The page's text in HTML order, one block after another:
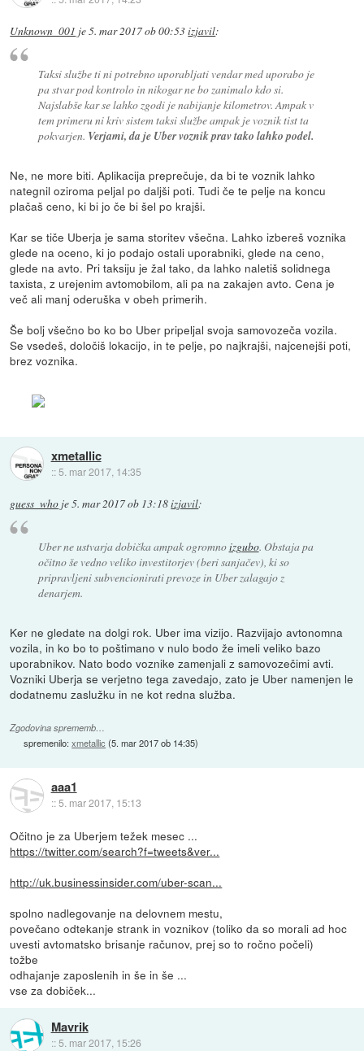
Unknown_001 je5. mar 2017 ob 00:53izjavil:
Taksi službe ti ni potrebno uporabljati vendar med uporabo je
pa stvar pod kontrolo in nikogar ne bo zanimalo kdo si.
Najslabše kar se lahko zgodi je nabijanje kilometrov. Ampak v
tem primeru ni kriv sistem taksi službe ampak je voznik tist ta
pokvarjen. Verjami, da je Uber voznik prav tako lahko podel.
Ne, ne more biti. Aplikacija preprečuje, da bi te voznik lahko
nategnil oziroma peljal po daljši poti. Tudi če te pelje na koncu
plačaš ceno, ki bi jo če bi šel po krajši.
Kar se tiče Uberja je sama storitev všečna. Lahko izbereš voznika
glede na oceno, ki jo podajo ostali uporabniki, glede na ceno,
glede na avto. Pri taksiju je žal tako, da lahko naletiš solidnega
taxista, z urejenim avtomobilom, ali pa na zakajen avto. Cena je
več ali manj oderuška v obeh primerih.
Še bolj všečno bo ko bo Uber pripeljal svoja samovozeča vozila.
Se vsedeš, določiš lokacijo, in te pelje, po najkrajši, najcenejši poti,
brez voznika.
xmetallic
:: 5. mar 2017, 14:35
guess_who je5. mar 2017 ob 13:18izjavil:
Uber ne ustvarja dobička ampak ogromnoizgubo. Obstaja pa
očitno še vedno veliko investitorjev (beri sanjačev), ki so
pripravljeni subvencionirati prevoze in Uber zalagajo z
denarjem.
Ker ne gledate na dolgi rok. Uber ima vizijo. Razvijajo avtonomna
vozila, in ko bo to poštimano v nulo bodo že imeli veliko bazo
uporabnikov. Nato bodo voznike zamenjali z samovozečimi avti.
Vozniki Uberja se verjetno tega zavedajo, zato je Uber namenjen le
dodatnemu zaslužku in ne kot redna služba.
Zgodovina sprememb…
spremenilo:xmetallic (5. mar 2017 ob 14:35)
aaa1
::5. mar 2017, 15:13
Očitno je za Uberjem težek mesec ...
https://twitter.com/search?f=tweets&ver...
http://uk.businessinsider.com/uber-scan...
spolno nadlegovanje na delovnem mestu,
povečano odtekanje strank in voznikov (toliko da so morali ad hoc
uvesti avtomatsko brisanje računov, prej so to ročno počeli)
tožbe
odhajanje zaposlenih in še in še ...
vse za dobiček...
Mavrik
:: 5. mar 2017, 15:26